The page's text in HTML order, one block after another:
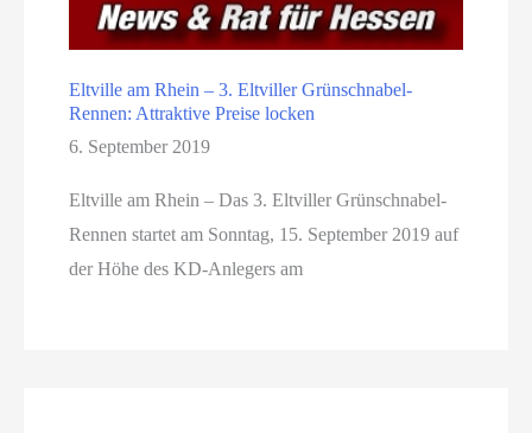
Eltville am Rhein – 3. Eltviller Grünschnabel-
Rennen: Attraktive Preise locken
6. September 2019
Eltville am Rhein – Das 3. Eltviller Grünschnabel-
Rennen startet am Sonntag, 15. September 2019 auf
der Höhe des KD-Anlegers am